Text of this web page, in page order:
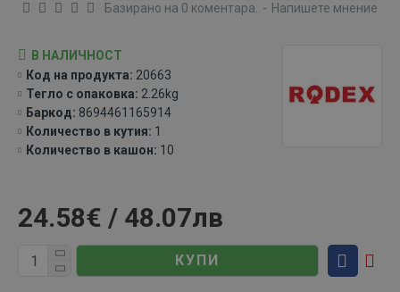
В НАЛИЧНОСТ
Код на продукта: 20663
Тегло с опаковка: 2.26kg
Баркод: 8694461165914
Количество в кашон: 10
Количество в кутия: 1
Базирано на 0 коментара. - Напишете мнение
24.58€ / 48.07лв
КУПИ